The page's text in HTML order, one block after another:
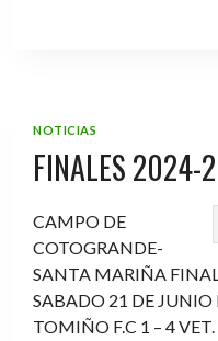
NOTICIAS
FINALES 2024-
CAMPO DE
COTOGRANDE-
SANTA MARIÑA
SABADO 21 DE JUNIO
TOMIÑO F.C 1 – 4